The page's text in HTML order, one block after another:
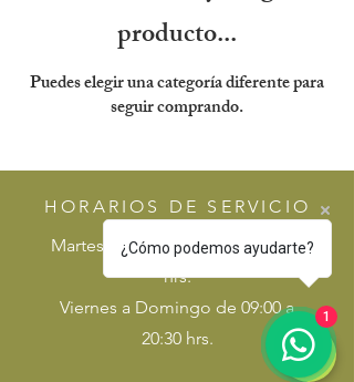
producto...
Puedes elegir una categoría diferente para
seguir comprando.
HORARIOS DE SERVICIO
Martes a Jueves de 09:30 a 19:30
hrs.
Viernes a Domingo de 09:00 a
20:30 hrs.​
¿Cómo podemos ayudarte?
1